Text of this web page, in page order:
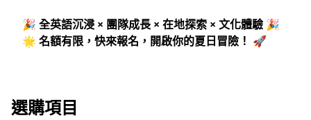
🎉 全英語沉浸 × 團隊成長 × 在地探索 × 文化體驗 🎉
🌟 名額有限，快來報名，開啟你的夏日冒險！ 🚀
選購項目